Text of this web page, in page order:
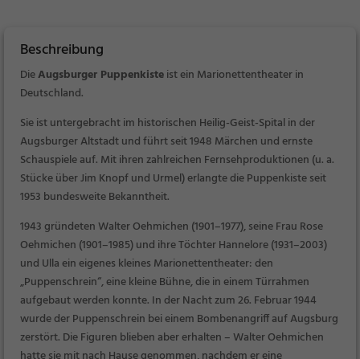
Beschreibung
DieAugsburger Puppenkisteist ein Marionettentheater in
Deutschland.
Sie ist untergebracht im historischen Heilig-Geist-Spital in der
Augsburger Altstadt und führt seit 1948 Märchen und ernste
Schauspiele auf. Mit ihren zahlreichen Fernsehproduktionen (u. a.
Stücke über Jim Knopf und Urmel) erlangte die Puppenkiste seit
1953 bundesweite Bekanntheit.
1943 gründeten Walter Oehmichen (1901–1977), seine Frau Rose
Oehmichen (1901–1985) und ihre Töchter Hannelore (1931–2003)
und Ulla ein eigenes kleines Marionettentheater: den
„Puppenschrein“, eine kleine Bühne, die in einem Türrahmen
aufgebaut werden konnte. In der Nacht zum 26. Februar 1944
wurde der Puppenschrein bei einem Bombenangriff auf Augsburg
zerstört. Die Figuren blieben aber erhalten – Walter Oehmichen